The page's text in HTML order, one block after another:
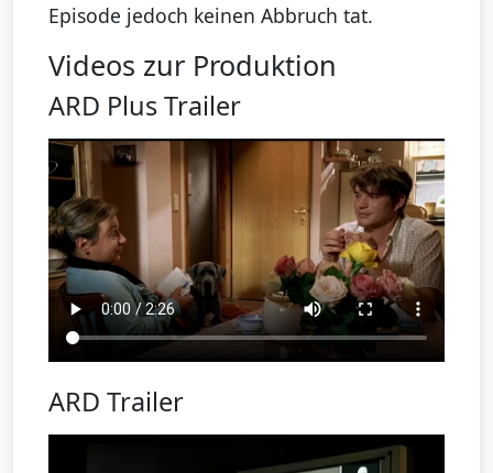
Episode jedoch keinen Abbruch tat.
Videos zur Produktion
ARD Plus Trailer
ARD Trailer